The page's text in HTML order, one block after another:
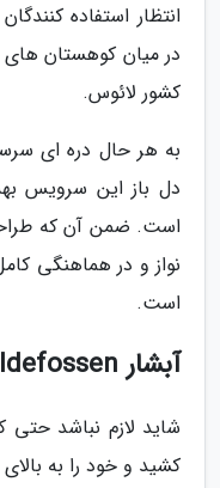
انتظار استفاده
در میان کوهستان
کشور لائوس.
به هر حال دره ای
دل باز این سرویس
است. ضمن آن که
نواز و در هماهنگی
است.
آبشار Huldefossen، نروژ
شاید لازم نباشد حتی
کشید و خود را به